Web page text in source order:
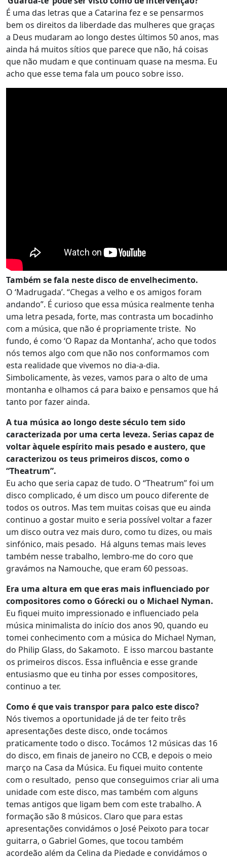
É uma das letras que a Catarina fez e se pensarmos
bem os direitos da liberdade das mulheres que graças
a Deus mudaram ao longo destes últimos 50 anos, mas
ainda há muitos sítios que parece que não, há coisas
que não mudam e que continuam quase na mesma. Eu
acho que esse tema fala um pouco sobre isso.
Também se fala neste disco de envelhecimento.
O ‘Madrugada’. “Chegas a velho e os amigos foram
andando”. É curioso que essa música realmente tenha
uma letra pesada, forte, mas contrasta um bocadinho
com a música, que não é propriamente triste. No
fundo, é como ‘O Rapaz da Montanha’, acho que todos
nós temos algo com que não nos conformamos com
esta realidade que vivemos no dia-a-dia.
Simbolicamente, às vezes, vamos para o alto de uma
montanha e olhamos cá para baixo e pensamos que há
tanto por fazer ainda.
A tua música ao longo deste século tem sido
caracterizada por uma certa leveza. Serias capaz de
voltar àquele espírito mais pesado e austero, que
caracterizou os teus primeiros discos, como o
“Theatrum”.
Eu acho que seria capaz de tudo. O “Theatrum” foi um
disco complicado, é um disco um pouco diferente de
todos os outros. Mas tem muitas coisas que eu ainda
continuo a gostar muito e seria possível voltar a fazer
um disco outra vez mais duro, como tu dizes, ou mais
sinfónico, mais pesado. Há alguns temas mais leves
também nesse trabalho, lembro-me do coro que
gravámos na Namouche, que eram 60 pessoas.
Era uma altura em que eras mais influenciado por
compositores como o Górecki ou o Michael Nyman.
Eu fiquei muito impressionado e influenciado pela
música minimalista do início dos anos 90, quando eu
tomei conhecimento com a música do Michael Nyman,
do Philip Glass, do Sakamoto. E isso marcou bastante
os primeiros discos. Essa influência e esse grande
entusiasmo que eu tinha por esses compositores,
continuo a ter.
Como é que vais transpor para palco este disco?
Nós tivemos a oportunidade já de ter feito três
apresentações deste disco, onde tocámos
praticamente todo o disco. Tocámos 12 músicas das 16
do disco, em finais de janeiro no CCB, e depois o meio
março na Casa da Música. Eu fiquei muito contente
com o resultado, penso que conseguimos criar ali uma
unidade com este disco, mas também com alguns
temas antigos que ligam bem com este trabalho. A
formação são 8 músicos. Claro que para estas
apresentações convidámos o José Peixoto para tocar
guitarra, o Gabriel Gomes, que tocou também
acordeão além da Celina da Piedade e convidámos o